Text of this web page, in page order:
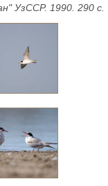
УзССР. 1990. 290 с.